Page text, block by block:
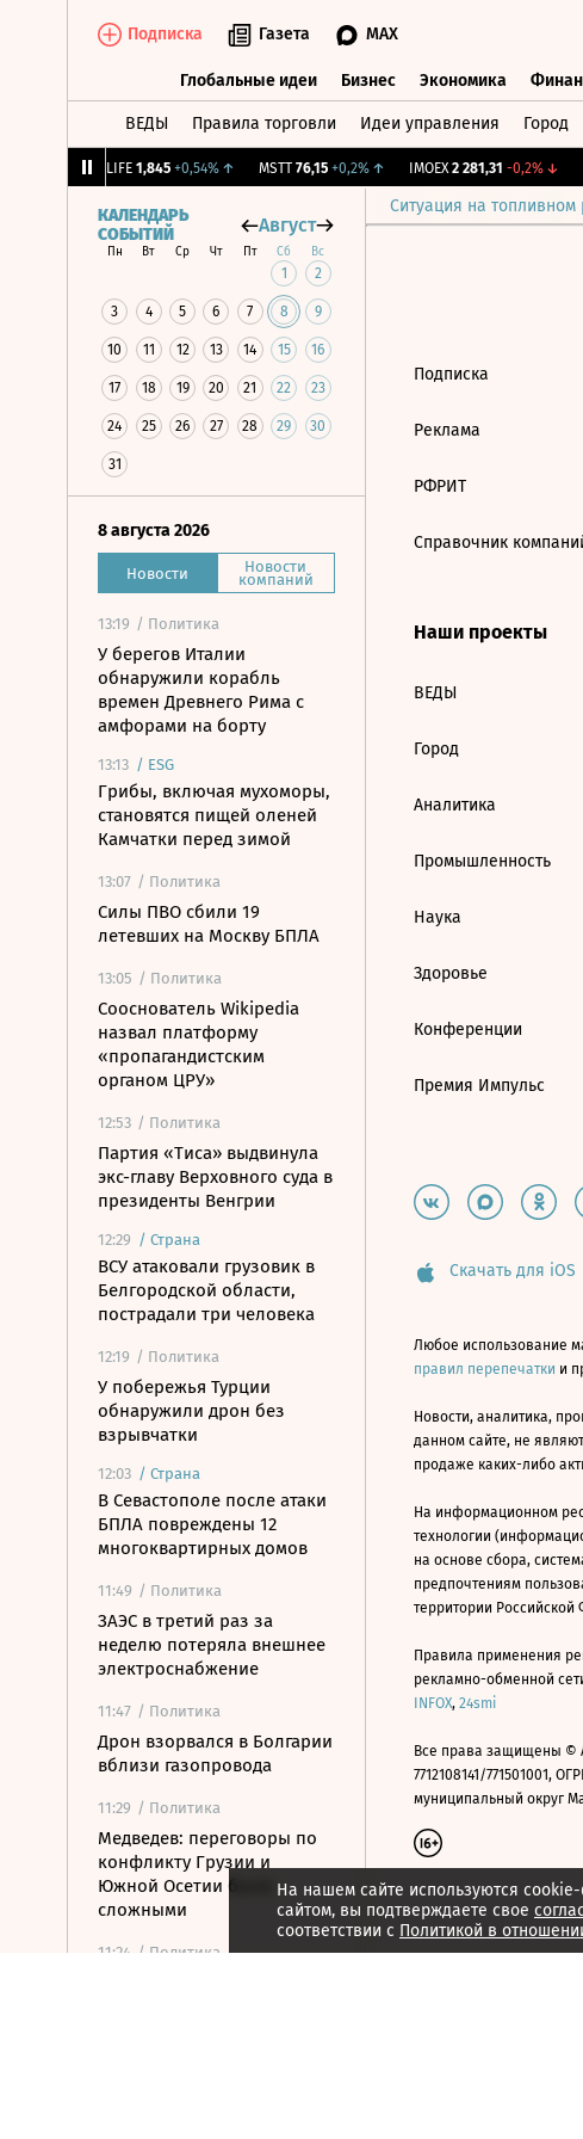
Подписка Газета MAX
Глобальные идеи Бизнес Экономика
ВЕДЫ Правила торговли Идеи управления Город
LIFE 1,845 +0,54%↑ MSTT 76,15 +0,2%↑ IMOEX 2 281,31 -0,2%↓
Ситуация на
КАЛЕНДАРЬ
СОБЫТИЙ
Август
Пн Вт Ср Чт Пт Сб Вс
1 2
3 4 5 6 7 8 9
10 11 12 13 14 15 16
17 18 19 20 21 22 23
24 25 26 27 28 29 30
31
8 августа 2026
Новости Новости
компаний
13:19 / Политика
У берегов Италии
обнаружили корабль
времен Древнего Рима с
амфорами на борту
13:13 / ESG
Грибы, включая мухоморы,
становятся пищей оленей
Камчатки перед зимой
13:07 / Политика
Силы ПВО сбили 19
летевших на Москву БПЛА
13:05 / Политика
Сооснователь Wikipedia
назвал платформу
«пропагандистским
органом ЦРУ»
12:53 / Политика
Партия «Тиса» выдвинула
экс-главу Верховного суда в
президенты Венгрии
12:29 / Страна
ВСУ атаковали грузовик в
Белгородской области,
пострадали три человека
12:19 / Политика
У побережья Турции
обнаружили дрон без
взрывчатки
12:03 / Страна
В Севастополе после атаки
БПЛА повреждены 12
многоквартирных домов
11:49 / Политика
ЗАЭС в третий раз за
неделю потеряла внешнее
электроснабжение
11:47 / Политика
Дрон взорвался в Болгарии
вблизи газопровода
11:29 / Политика
Медведев: переговоры по
конфликту Грузии и
Южной Осетии были
сложными
11:24 / Политика
На нашем сайте используются
сайтом, вы подтверждаете свое
соответствии с Политикой в
Подписка
Реклама
РФРИТ
Справочник
Наши проекты
ВЕДЫ
Город
Аналитика
Промышленность
Наука
Здоровье
Конференции
Премия Импульс
Скачать для iOS
Любое использование
правил перепечатки и
Новости, аналитика,
данном сайте, не
продаже каких-либо
На информационном
технологии
на основе сбора,
предпочтениям
территории
Правила применения
рекламно-обменной
INFOX, 24smi
Все права защищены ©
7712108141/771501001,
муниципальный округ